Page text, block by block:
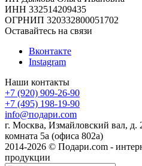
ИНН 332514209435
ОГРНИП 320332800051702
Оставайтесь на связи
Вконтакте
Instagram
Наши контакты
+7 (920) 909-26-90
+7 (495) 198-19-90
info@подари.com
г. Москва, Измайловский вал,
комната 5а (офиса 802а)
2014-2026 © Подари.com -
продукции